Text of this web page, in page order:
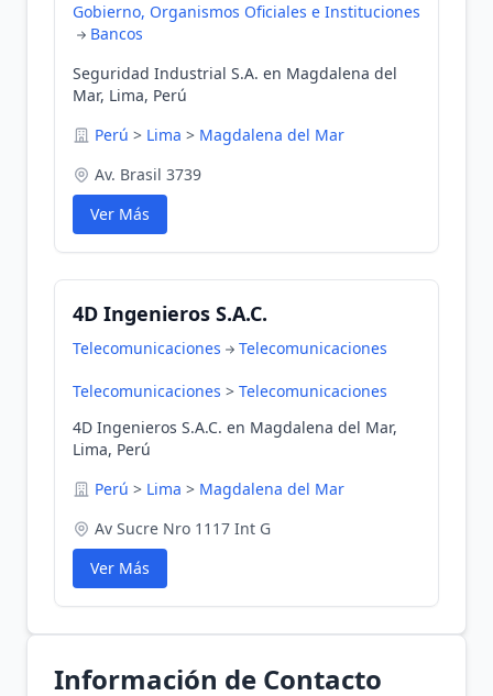
Gobierno, Organismos Oficiales e Instituciones
Bancos
Seguridad Industrial S.A. en Magdalena del
Mar, Lima, Perú
Perú > Lima > Magdalena del Mar
Av. Brasil 3739
Ver Más
4D Ingenieros S.A.C.
Telecomunicaciones Telecomunicaciones
Telecomunicaciones > Telecomunicaciones
4D Ingenieros S.A.C. en Magdalena del Mar,
Lima, Perú
Perú > Lima > Magdalena del Mar
Av Sucre Nro 1117 Int G
Ver Más
Información de Contacto